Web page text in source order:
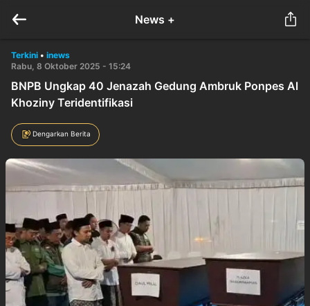
News +
Terkini • inews
Rabu, 8 Oktober 2025 - 15:24
BNPB Ungkap 40 Jenazah Gedung Ambruk Ponpes Al
Khoziny Teridentifikasi
Dengarkan Berita